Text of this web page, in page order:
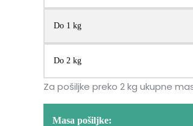
Do 1 kg
Do 2 kg
Za pošiljke preko 2 kg ukupne
Masa pošiljke: